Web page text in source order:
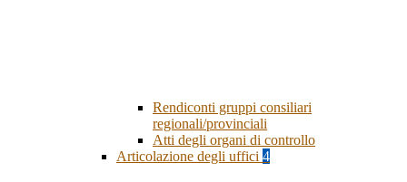
Rendiconti gruppi consiliari
regionali/provinciali
Atti degli organi di controllo
Articolazione degli uffici 4